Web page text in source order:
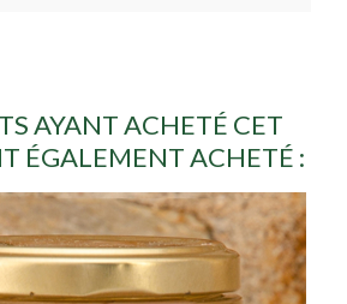
AYANT ACHETÉ CET
ÉGALEMENT ACHETÉ :